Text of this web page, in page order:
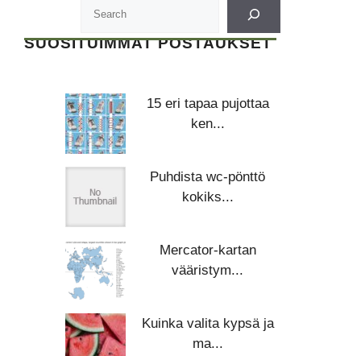
SUOSITUIMMAT POSTAUKSET
15 eri tapaa pujottaa
ken...
Puhdista wc-pönttö
kokiks...
Mercator-kartan
vääristym...
Kuinka valita kypsä ja
ma...